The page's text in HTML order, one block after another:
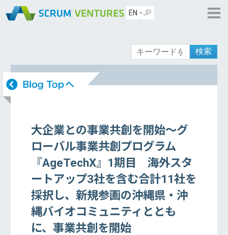
EN JP
検索
大企業との事業共創を開始〜グ
ローバル事業共創プログラム
『AgeTechX』1期目 海外スタ
ートアップ3社を含む合計11社を
採択し、新規参画の沖縄県・沖
縄バイオコミュニティととも
に、事業共創を開始